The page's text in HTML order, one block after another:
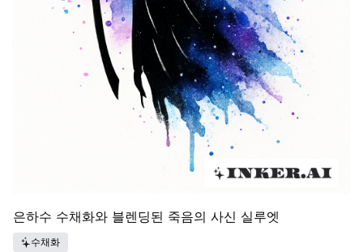
은하수 수채화와 블렌딩된 죽음의 사신 실루엣
수채화